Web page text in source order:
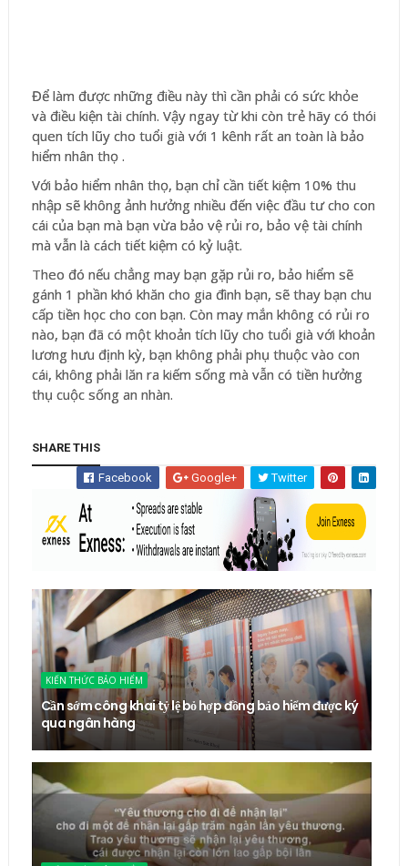
Để làm được những điều này thì cần phải có sức khỏe
và điều kiện tài chính. Vậy ngay từ khi còn trẻ hãy có thói
quen tích lũy cho tuổi già với 1 kênh rất an toàn là bảo
hiểm nhân thọ .
Với bảo hiểm nhân thọ, bạn chỉ cần tiết kiệm 10% thu
nhập sẽ không ảnh hưởng nhiều đến việc đầu tư cho con
cái của bạn mà bạn vừa bảo vệ rủi ro, bảo vệ tài chính
mà vẫn là cách tiết kiệm có kỷ luật.
Theo đó nếu chẳng may bạn gặp rủi ro, bảo hiểm sẽ
gánh 1 phần khó khăn cho gia đình bạn, sẽ thay bạn chu
cấp tiền học cho con bạn. Còn may mắn không có rủi ro
nào, bạn đã có một khoản tích lũy cho tuổi già với khoản
lương hưu định kỳ, bạn không phải phụ thuộc vào con
cái, không phải lăn ra kiếm sống mà vẫn có tiền hưởng
thụ cuộc sống an nhàn.
SHARE THIS
Facebook Google+ Twitter
KIẾN THỨC BẢO HIỂM
Cần sớm công khai tỷ lệ bỏ hợp đồng bảo hiểm được ký
qua ngân hàng